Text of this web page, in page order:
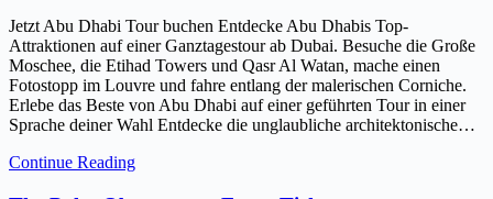
Jetzt Abu Dhabi Tour buchen Entdecke Abu Dhabis Top-
Attraktionen auf einer Ganztagestour ab Dubai. Besuche die Große
Moschee, die Etihad Towers und Qasr Al Watan, mache einen
Fotostopp im Louvre und fahre entlang der malerischen Corniche.
Erlebe das Beste von Abu Dhabi auf einer geführten Tour in einer
Sprache deiner Wahl Entdecke die unglaubliche architektonische…
Continue Reading